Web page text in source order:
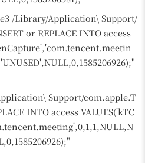
/Library/Application\ Support/
or REPLACE INTO access
Support/com.apple.T
INTO access VALUES('kTC